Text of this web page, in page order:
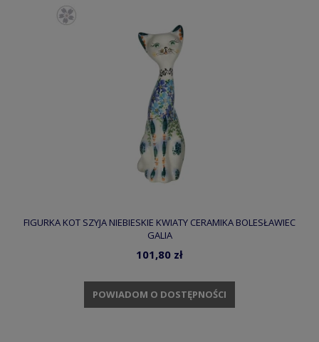
FIGURKA KOT SZYJA NIEBIESKIE KWIATY CERAMIKA BOLESŁAWIEC
GALIA
101,80 zł
POWIADOM O DOSTĘPNOŚCI